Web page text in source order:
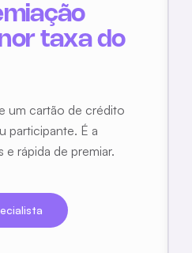
um cartão de crédito
participante. É a
e rápida de premiar.